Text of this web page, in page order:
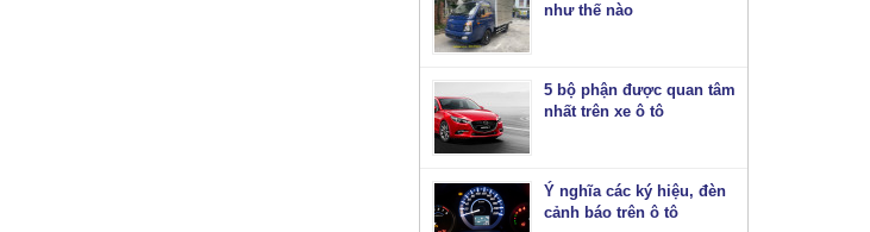
như thế nào
5 bộ phận được quan tâm
nhất trên xe ô tô
Ý nghĩa các ký hiệu, đèn
cảnh báo trên ô tô